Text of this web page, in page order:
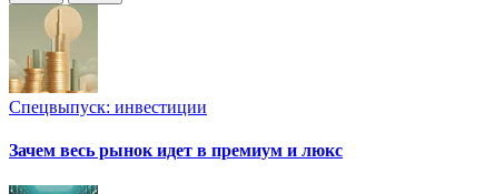
Спецвыпуск: инвестиции
Зачем весь рынок идет в премиум и люкс